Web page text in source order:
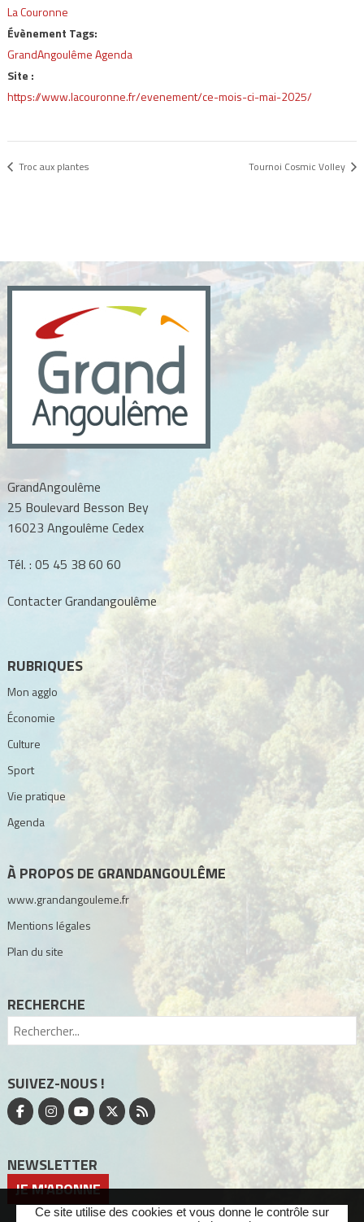
La Couronne
Évènement Tags:
GrandAngoulême Agenda
Site :
https://www.lacouronne.fr/evenement/ce-mois-ci-mai-2025/
Troc aux plantes Tournoi Cosmic Volley
GrandAngoulême
25 Boulevard Besson Bey
16023 Angoulême Cedex
Tél. : 05 45 38 60 60
Contacter Grandangoulême
RUBRIQUES
Mon agglo
Économie
Culture
Sport
Vie pratique
Agenda
À PROPOS DE GRANDANGOULÊME
www.grandangouleme.fr
Mentions légales
Plan du site
RECHERCHE
SUIVEZ-NOUS !
NEWSLETTER
JE M'ABONNE
Ce site utilise des cookies et vous donne le contrôle sur